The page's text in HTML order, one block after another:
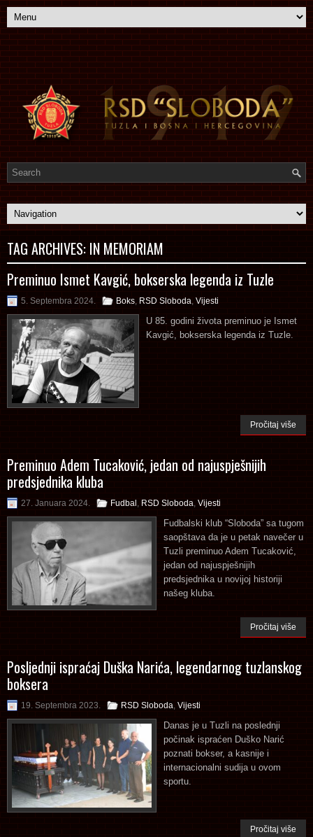
TAG ARCHIVES: IN MEMORIAM
Preminuo Ismet Kavgić, bokserska legenda iz Tuzle
5. Septembra 2024. Boks RSD Sloboda Vijesti
U 85. godini života preminuo je Ismet
Kavgić, bokserska legenda iz Tuzle.
Pročitaj više
Preminuo Adem Tucaković, jedan od najuspješnijih
predsjednika kluba
27. Januara 2024. Fudbal RSD Sloboda Vijesti
Fudbalski klub “Sloboda” sa tugom
saopštava da je u petak navečer u
Tuzli preminuo Adem Tucaković,
jedan od najuspješnijih
predsjednika u novijoj historiji
našeg kluba.
Pročitaj više
Posljednji ispraćaj Duška Narića, legendarnog tuzlanskog
boksera
19. Septembra 2023. RSD Sloboda Vijesti
Danas je u Tuzli na poslednji
počinak ispraćen Duško Narić
poznati bokser, a kasnije i
internacionalni sudija u ovom
sportu.
Pročitaj više